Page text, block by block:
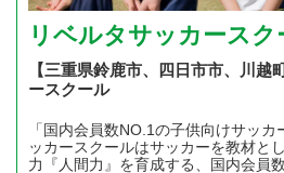
リベルタサッカースク
【三重県鈴鹿市、四日市市、川
ースクール
「国内会員数NO.1の子供向けサッ
ッカースクールはサッカーを教材と
力『人間力』を育成する、国内会員